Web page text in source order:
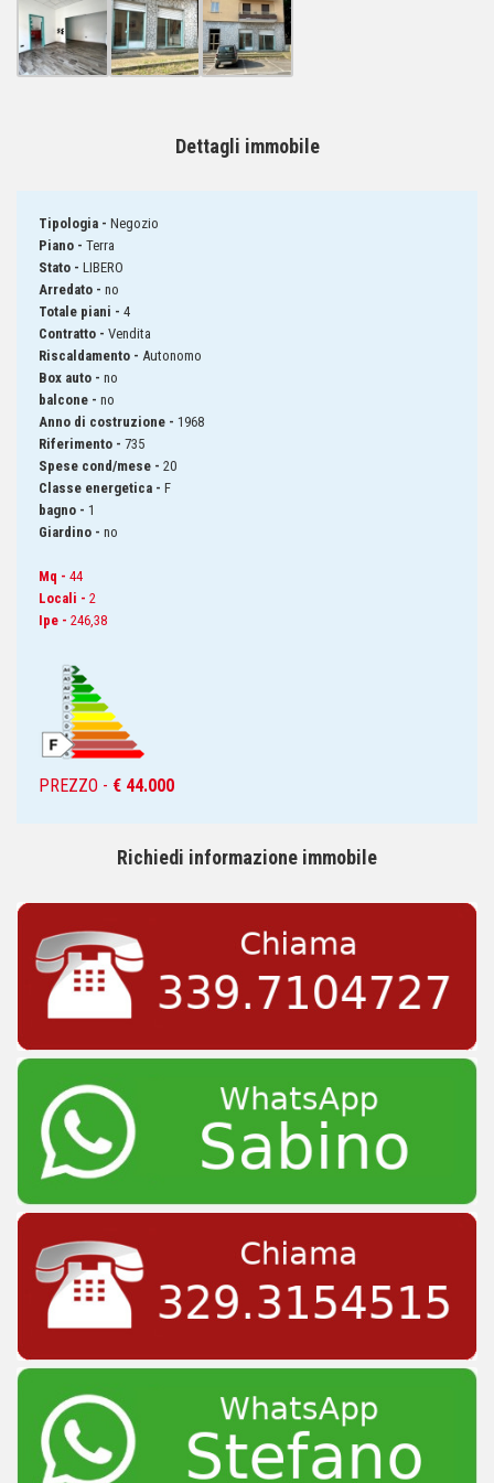
Dettagli immobile
Tipologia - Negozio
Piano - Terra
Stato - LIBERO
Arredato - no
Totale piani - 4
Contratto - Vendita
Riscaldamento - Autonomo
Box auto - no
balcone - no
Anno di costruzione - 1968
Riferimento - 735
Spese cond/mese - 20
Classe energetica - F
bagno - 1
Giardino - no
Mq - 44
Locali - 2
Ipe - 246,38
PREZZO - € 44.000
Richiedi informazione immobile